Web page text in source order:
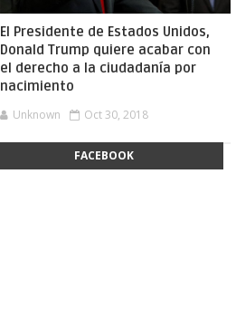
El Presidente de Estados Unidos,
Donald Trump quiere acabar con
el derecho a la ciudadanía por
nacimiento
Unknown Oct 30, 2018
FACEBOOK